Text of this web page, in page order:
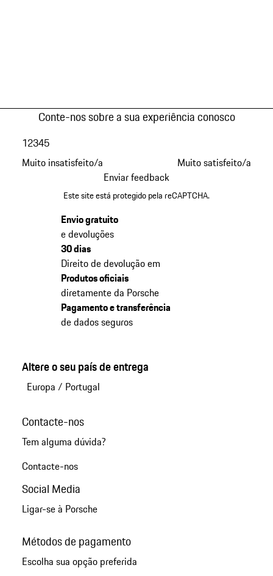
Conte-nos sobre a sua experiência conosco
Muito insatisfeito/a
12345
Muito satisfeito/a
Enviar feedback
Este site está protegido pela reCAPTCHA.
Envio gratuito
e devoluções
30 dias
Direito de devolução em
Produtos oficiais
diretamente da Porsche
Pagamento e transferência
de dados seguros
Altere o seu país de entrega
Europa / Portugal
Contacte-nos
Tem alguma dúvida?
Contacte-nos
Social Media
Ligar-se à Porsche
Métodos de pagamento
Escolha sua opção preferida